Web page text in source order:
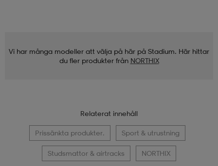
Vi har många modeller att välja på här på Stadium. Här hittar
du fler produkter från NORTHIX
Relaterat innehåll
Prissänkta produkter. Sport & utrustning
Studsmattor & airtracks NORTHIX